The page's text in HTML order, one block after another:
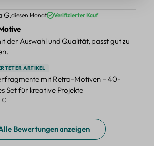
Bewertung von 5 von 5 Sternen
G.diesen Monat Verifizierter Kauf
der Auswahl und Qualität, passt gut zu
ARTIKEL
mit Retro-Motiven – 40-
Set für kreative Projekte
C
Bewertungen anzeigen